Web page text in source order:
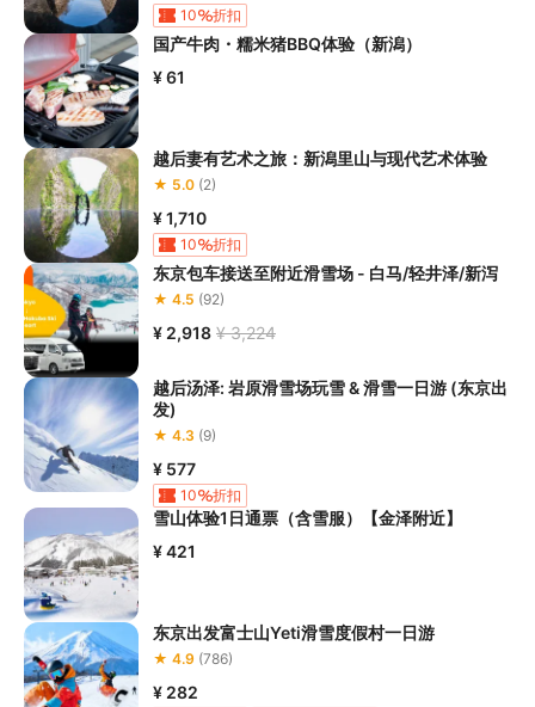
10 折扣
国产牛肉・糯米猪BBQ体验（新潟）
¥ 61
越后妻有艺术之旅：新潟里山与现代艺术体验
★ 5.0 (2)
¥ 1,710
10 折扣
东京包车接送至附近滑雪场 - 白马/轻井泽/新泻
★ 4.5 (92)
¥ 2,918 ¥ 3,224
越后汤泽: 岩原滑雪场玩雪 & 滑雪一日游 (东京出
发)
★ 4.3 (9)
¥ 577
10 折扣
雪山体验1日通票（含雪服）【金泽附近】
¥ 421
东京出发富士山Yeti滑雪度假村一日游
★ 4.9 (786)
¥ 282